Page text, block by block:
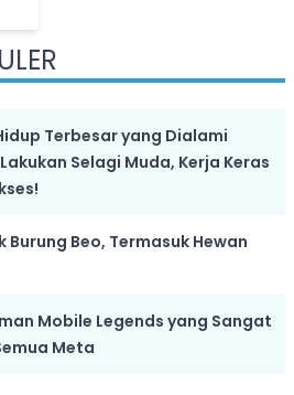
ke
Terbesar yang Dialami
Selagi Muda, Kerja Keras
Burung Beo, Termasuk Hewan
Mobile Legends yang Sangat
Meta